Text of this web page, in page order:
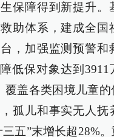
保障得到新提升。
助体系，建成全国
，加强监测预警和
低保对象达到3911
覆盖各类困境儿童
孤儿和事实无人抚
五”末增长超28%